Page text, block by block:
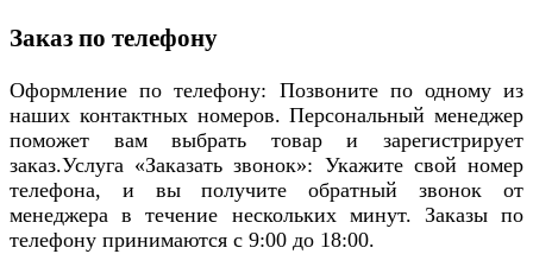
Заказ по телефону
Оформление по телефону: Позвоните по одному из
наших контактных номеров. Персональный менеджер
поможет вам выбрать товар и зарегистрирует
заказ.Услуга «Заказать звонок»: Укажите свой номер
телефона, и вы получите обратный звонок от
менеджера в течение нескольких минут. Заказы по
телефону принимаются с 9:00 до 18:00.